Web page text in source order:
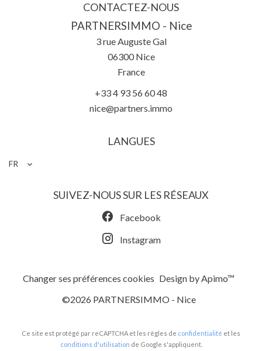
CONTACTEZ-NOUS
PARTNERSIMMO - Nice
3 rue Auguste Gal
06300Nice
France
+33 4 93 56 60 48
nice@partners.immo
LANGUES
FR
SUIVEZ-NOUS SUR LES RÉSEAUX
Facebook
Instagram
Changer ses préférences cookies Design byApimo™
©2026 PARTNERSIMMO - Nice
Ce site est protégé par reCAPTCHA et les règles de confidentialité et les
conditions d'utilisation de Google s'appliquent.